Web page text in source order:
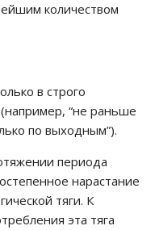
количеством
в строго
“не раньше
по выходным”).
периода
нарастание
тяги. К
эта тяга